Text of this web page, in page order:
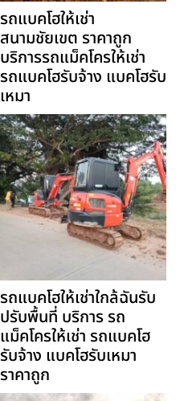
รถแบคโฮให้เช่า
สนามชัยเขต ราคาถูก
บริการรถแม็คโครให้เช่า
รถแบคโฮรับจ้าง แบคโฮรับ
เหมา
รถแบคโฮให้เช่าใกล้ฉันรับ
ปรับพื้นที่ บริการ รถ
แม็คโครให้เช่า รถแบคโฮ
รับจ้าง แบคโฮรับเหมา
ราคาถูก